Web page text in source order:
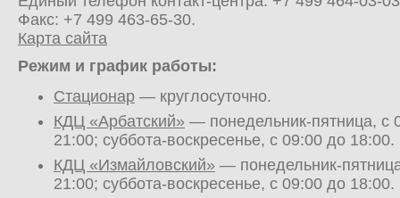
Факс: +7 499 463-65-30.
Карта сайта
Режим и график работы:
Стационар — круглосуточно.
КДЦ «Арбатский» — понедельник-пятница, с
21:00; суббота-воскресенье, с 09:00 до 18:00.
КДЦ «Измайловский» — понедельник-
21:00; суббота-воскресенье, с 09:00 до 18:00.